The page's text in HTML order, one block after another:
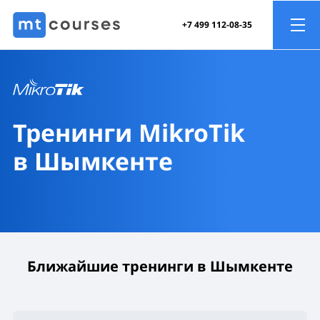
+7 499 112-08-35
Тренинги MikroTik
в Шымкенте
Ближайшие тренинги в Шымкенте